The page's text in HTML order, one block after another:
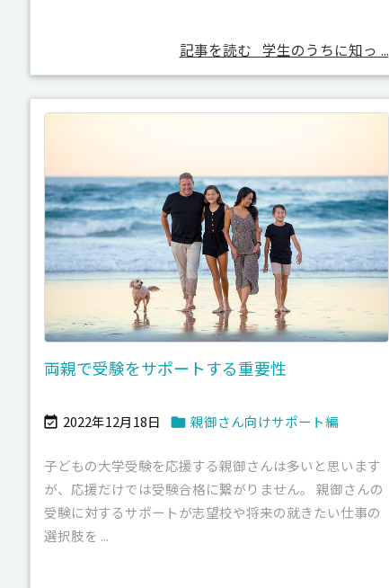
記事を読む 学生のうちに知っ ...
両親で受験をサポートする重要性
 2022年12月18日  親御さん向けサポート編
子どもの大学受験を応援する親御さんは多いと思います
が、応援だけでは受験合格に繋がりません。 親御さんの
受験に対するサポートが志望校や将来の就きたい仕事の
選択肢を ...